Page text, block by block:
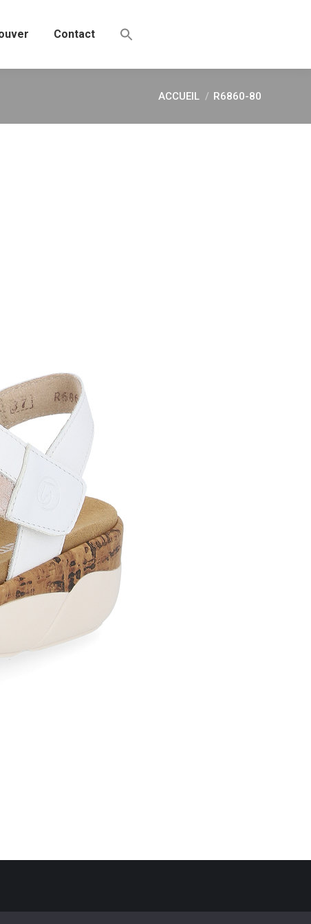
Contact
Vous êtes ici :
ACCUEIL R6860-80
Politique de confidentialité Mentions Légales Contact